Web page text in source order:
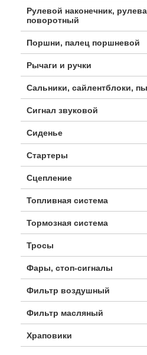
Рулевой наконечник,
поворотный
Поршни, палец поршневой
Рычаги и ручки
Сальники, сайлентблоки,
Сигнал звуковой
Сиденье
Стартеры
Сцепление
Топливная система
Тормозная система
Тросы
Фары, стоп-сигналы
Фильтр воздушный
Фильтр масляный
Храповики